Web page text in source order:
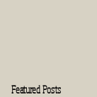
Featured Posts